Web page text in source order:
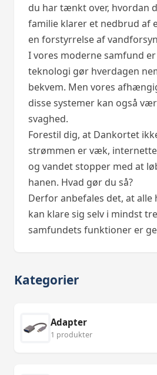
du har tænkt over, hvordan
familie klarer et nedbrud af
en forstyrrelse af
I vores moderne samfund
teknologi gør hverdagen
bekvem. Men vores
disse systemer kan også
svaghed.
Forestil dig, at Dankortet
strømmen er væk,
og vandet stopper med at
hanen. Hvad gør du så?
Derfor anbefales det, at alle
kan klare sig selv i mindst
samfundets funktioner er
Kategorier
Adapter
1 produkter